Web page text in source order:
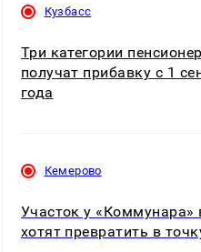
Кузбасс
Три категории
получат прибавку с 1
года
Кемерово
Участок у «Коммунара»
хотят превратить в